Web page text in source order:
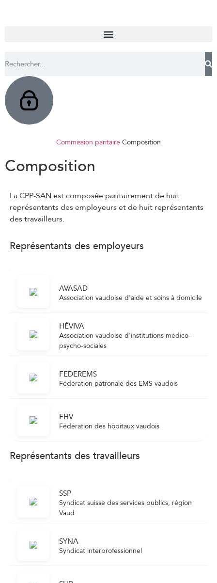
Commission paritaire Composition
Composition
La CPP-SAN est composée paritairement de huit
représentants des employeurs et de huit représentants
des travailleurs.
Représentants des employeurs
AVASAD
Association vaudoise d'aide et soins à domicile
HÉVIVA
Association vaudoise d'institutions médico-
psycho-sociales
FEDEREMS
Fédération patronale des EMS vaudois
FHV
Fédération des hôpitaux vaudois
Représentants des travailleurs
SSP
Syndicat suisse des services publics, région
Vaud
SYNA
Syndicat interprofessionnel